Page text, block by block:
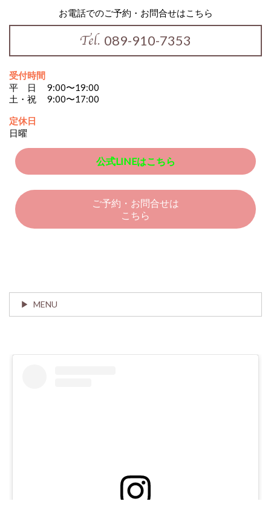
お電話でのご予約・お問合せはこちら
089-910-7353
受付時間
平 日 9:00〜19:00
土・祝 9:00〜17:00
定休日
日曜
公式LINEはこちら
ご予約・お問合せは
こちら
MENU